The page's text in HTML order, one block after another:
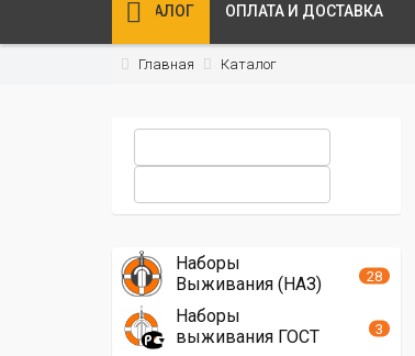
КАТАЛОГ ОПЛАТА И ДОСТАВКА
Главная Каталог
Наборы
Выживания (НАЗ)
28
Наборы
выживания ГОСТ
3